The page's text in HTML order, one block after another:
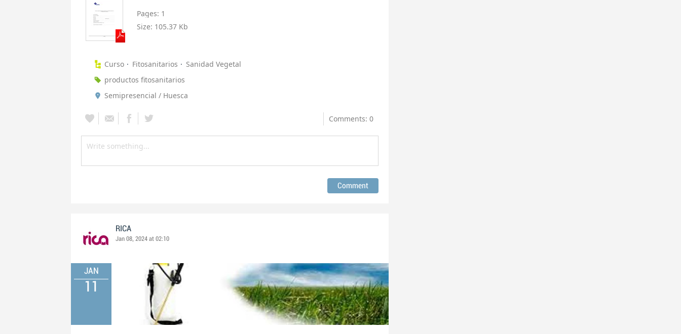
Pages: 1
Size: 105.37 Kb
Curso Fitosanitarios
Sanidad Vegetal
productos fitosanitarios
Semipresencial / Huesca
Comments: 0
RICA
Jan 08, 2024 at 02:10
JAN
11